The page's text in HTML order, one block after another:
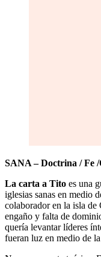
SANA – Doctrina / Fe
La carta a Tito es una
iglesias sanas en medio
colaborador en la isla
engaño y falta de
quería levantar líderes
fueran luz en medio de